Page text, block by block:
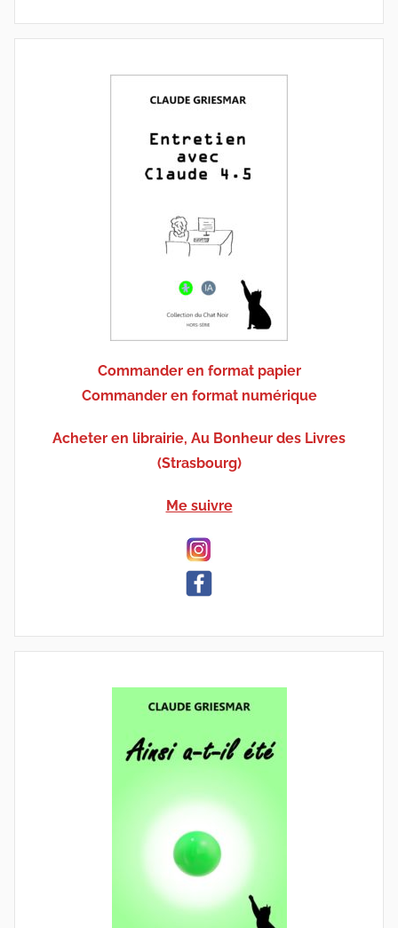
Commander en format papier
Commander en format numérique
Acheter en librairie, Au Bonheur des Livres
(Strasbourg)
Me suivre